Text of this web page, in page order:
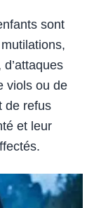
sont
viols ou de
de refus
et leur